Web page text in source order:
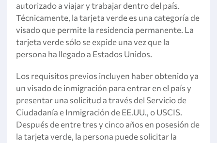
autorizado a viajar y trabajar dentro del país.
Técnicamente, la tarjeta verde es una categoría de
visado que permite la residencia permanente. La
tarjeta verde sólo se expide una vez que la
persona ha llegado a Estados Unidos.
Los requisitos previos incluyen haber obtenido ya
un visado de inmigración para entrar en el país y
presentar una solicitud a través del Servicio de
Ciudadanía e Inmigración de EE.UU., o USCIS.
Después de entre tres y cinco años en posesión de
la tarjeta verde, la persona puede solicitar la